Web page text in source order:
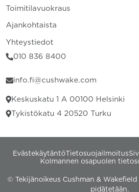
Toimitilavuokraus
Ajankohtaista
Yhteystiedot
010 836 8400
info.fi@cushwake.com
Keskuskatu 1 A 00100 Helsinki
Tykistökatu 4 20520 Turku
EvästekäytäntöTietosuojailmoitus
Kolmannen osapuolen
© Tekijänoikeus Cushman &
pidätetään.